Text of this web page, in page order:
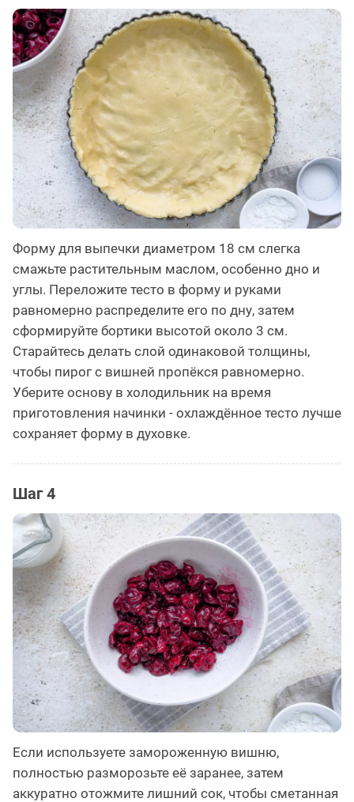
Форму для выпечки диаметром 18 см слегка
смажьте растительным маслом, особенно дно и
углы. Переложите тесто в форму и руками
равномерно распределите его по дну, затем
сформируйте бортики высотой около 3 см.
Старайтесь делать слой одинаковой толщины,
чтобы пирог с вишней пропёкся равномерно.
Уберите основу в холодильник на время
приготовления начинки - охлаждённое тесто лучше
сохраняет форму в духовке.
Шаг 4
Если используете замороженную вишню,
полностью разморозьте её заранее, затем
аккуратно отожмите лишний сок, чтобы сметанная